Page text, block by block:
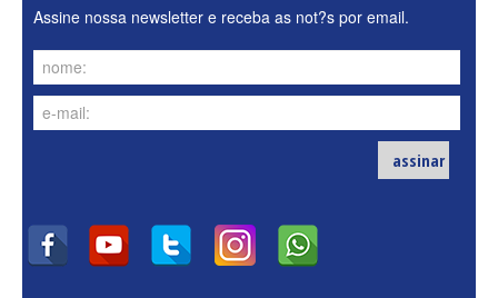
Assine nossa newsletter e receba as not?s por email.